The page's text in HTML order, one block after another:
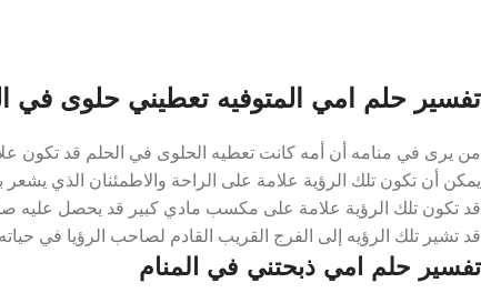
تفسير حلم امي المتوفيه تعطيني حلوى في
من يرى في منامه أن أمه كانت تعطيه الحلوى في الحلم قد تكون
يمكن أن تكون تلك الرؤية علامة على الراحة والاطمئنان الذي يشعر
قد تكون تلك الرؤية علامة على مكسب مادي كبير قد يحصل عليه
قد تشير تلك الرؤيه إلى الفرج القريب القادم لصاحب الرؤيا في
تفسير حلم امي ذبحتني في المنام